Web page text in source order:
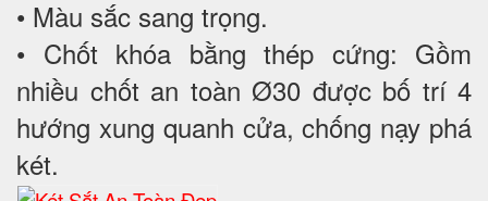
• Màu sắc sang trọng.
• Chốt khóa bằng thép cứng: Gồm
nhiều chốt an toàn Ø30 được bố trí 4
hướng xung quanh cửa, chống nạy phá
két.